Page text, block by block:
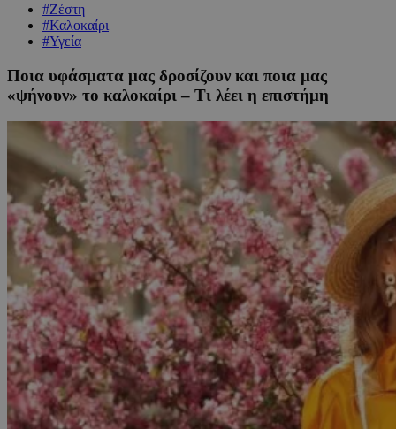
#Ζέστη
#Καλοκαίρι
#Υγεία
Ποια υφάσματα μας δροσίζουν και ποια μας
«ψήνουν» το καλοκαίρι – Τι λέει η επιστήμη